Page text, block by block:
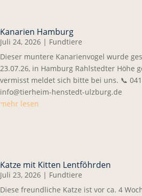
Kanarien Hamburg
Juli 24, 2026 | Fundtiere
Dieser muntere Kanarienvogel wurde
23.07.26, in Hamburg Rahlstedter Höhe
vermisst meldet sich bitte bei uns. 📞
info@tierheim-henstedt-ulzburg.de
mehr lesen
Katze mit Kitten Lentföhrden
Juli 23, 2026 | Fundtiere
Diese freundliche Katze ist vor ca. 4